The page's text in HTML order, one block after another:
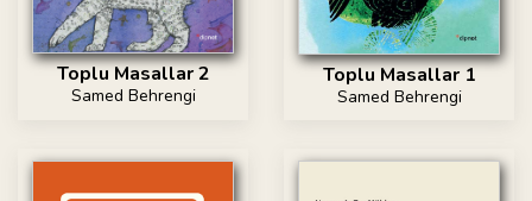
Toplu Masallar 2
Samed Behrengi
Toplu Masallar 1
Samed Behrengi